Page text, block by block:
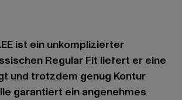
ist ein unkomplizierter
Regular Fit liefert er eine
und trotzdem genug Kontur
garantiert ein angenehmes